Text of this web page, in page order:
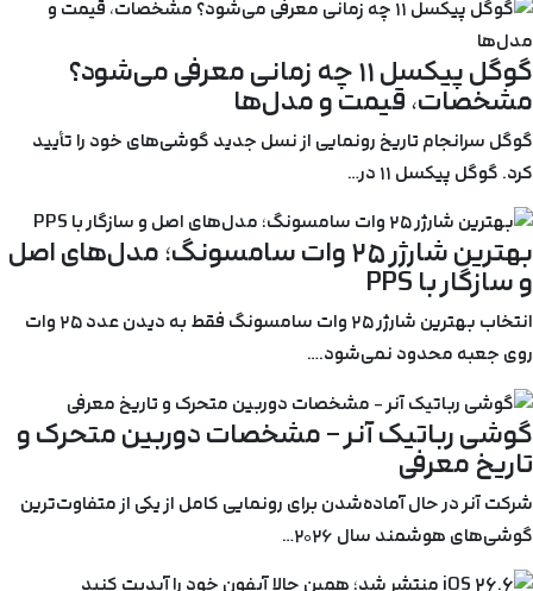
گوگل پیکسل ۱۱ چه زمانی معرفی می‌شود؟
مشخصات، قیمت و مدل‌ها
گوگل سرانجام تاریخ رونمایی از نسل جدید گوشی‌های خود را تأیید
کرد. گوگل پیکسل ۱۱ در…
بهترین شارژر ۲۵ وات سامسونگ؛ مدل‌های اصل
و سازگار با PPS
انتخاب بهترین شارژر ۲۵ وات سامسونگ فقط به دیدن عدد ۲۵ وات
روی جعبه محدود نمی‌شود.…
گوشی رباتیک آنر – مشخصات دوربین متحرک و
تاریخ معرفی
شرکت آنر در حال آماده‌شدن برای رونمایی کامل از یکی از متفاوت‌ترین
گوشی‌های هوشمند سال ۲۰۲۶…